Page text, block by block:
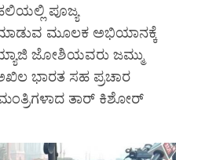
ಪೂಜ್ಯ
ಮಾಡುವ ಮೂಲಕ ಅಭಿಯಾನಕ್ಕೆ
ಜೋಶಿಯವರು ಜಮ್ಮು
ಭಾರತ ಸಹ ಪ್ರಚಾರ
ತಾರ್ ಕಿಶೋರ್